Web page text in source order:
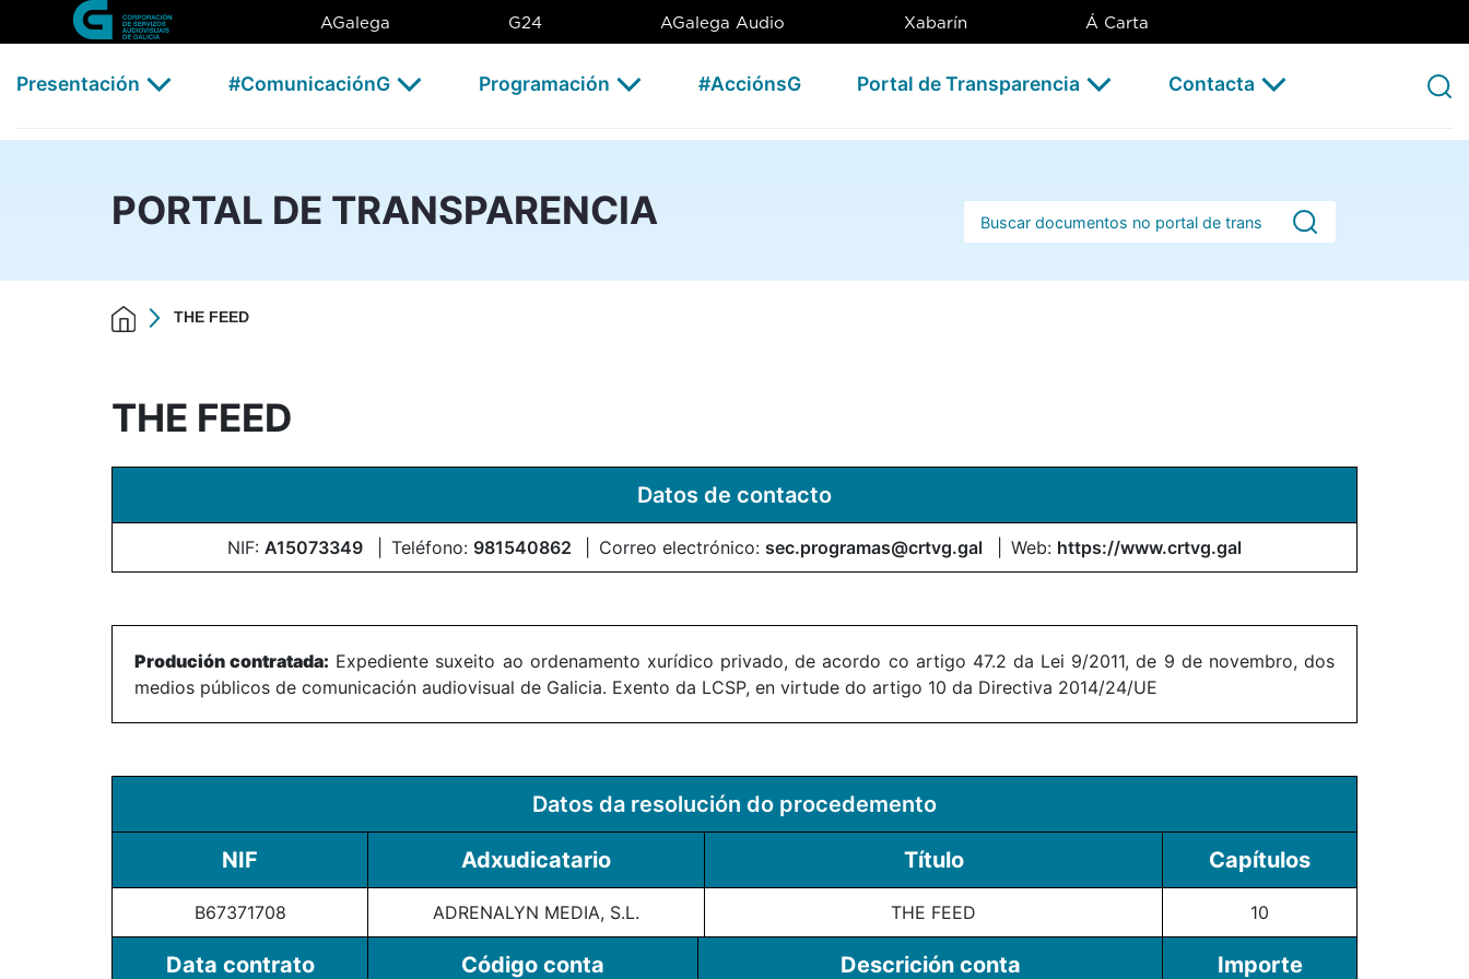
Skip to Main Content
THE FEED - CSAG AGalega G24 AGalega Audio Xabarín Á Carta
Presentación #ComunicaciónG Programación #AcciónsG Portal de Transparencia Contacta
PORTAL DE TRANSPARENCIA Barra de busca
THE FEED
THE FEED
Datos de contacto
NIF: A15073349 Teléfono: 981540862 Correo electrónico: sec.programas@crtvg.gal Web: https://www.crtvg.gal
Produción contratada: Expediente suxeito ao ordenamento xurídico privado, de acordo co artigo 47.2 da Lei 9/2011, de 9 de novembro, dos
medios públicos de comunicación audiovisual de Galicia. Exento da LCSP, en virtude do artigo 10 da Directiva 2014/24/UE
Datos da resolución do procedemento
NIF Adxudicatario Título Capítulos
B67371708 ADRENALYN MEDIA, S.L. THE FEED 10
Data contrato Código conta Descrición conta Importe